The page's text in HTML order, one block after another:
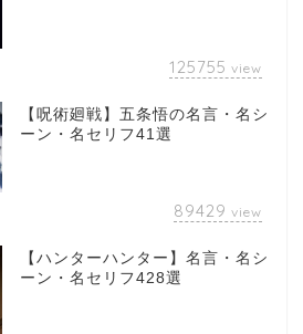
125755 view
【呪術廻戦】五条悟の名言・名シ
ーン・名セリフ41選
89429 view
【ハンターハンター】名言・名シ
ーン・名セリフ428選